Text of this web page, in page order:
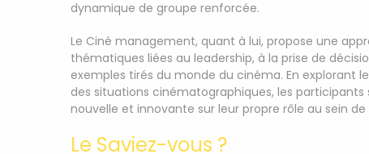
dynamique de groupe renforcée.
Le Ciné management, quant à lui, propose une
thématiques liées au leadership, à la prise de
exemples tirés du monde du cinéma. En explorant
des situations cinématographiques, les
nouvelle et innovante sur leur propre rôle au sein de
Le Saviez-vous ?